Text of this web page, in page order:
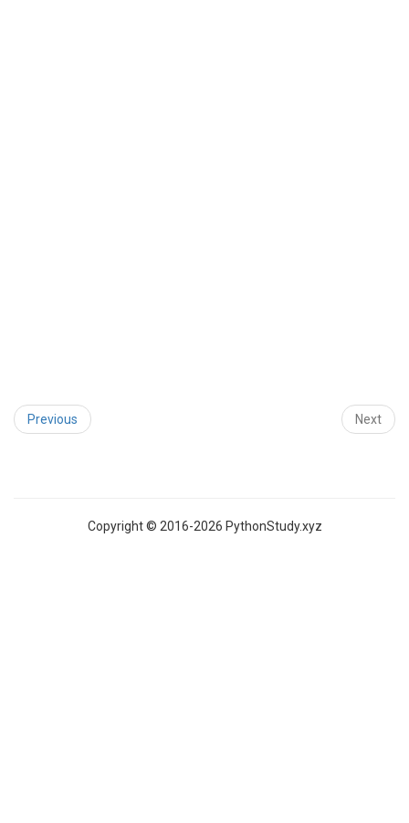
Previous Next
Copyright © 2016-2026 PythonStudy.xyz